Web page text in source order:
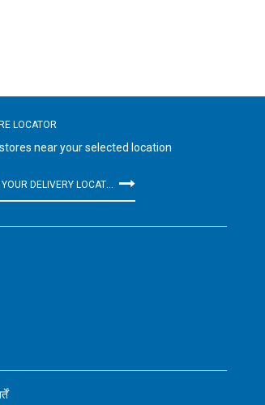
LOCATOR
near your selected location
SELECT YOUR DELIVERY LOCATION